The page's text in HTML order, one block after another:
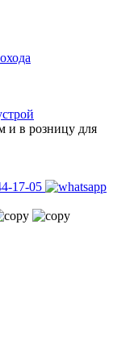
и в розницу для
17-05